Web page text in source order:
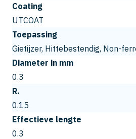
Coating
UTCOAT
Toepassing
Gietijzer, Hittebestendig, Non-
Diameter in mm
0.3
R.
0.15
Effectieve lengte
0.3